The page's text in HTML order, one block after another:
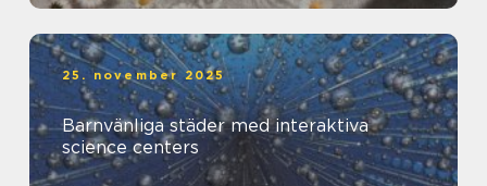
25. november 2025
Barnvänliga städer med interaktiva
science centers